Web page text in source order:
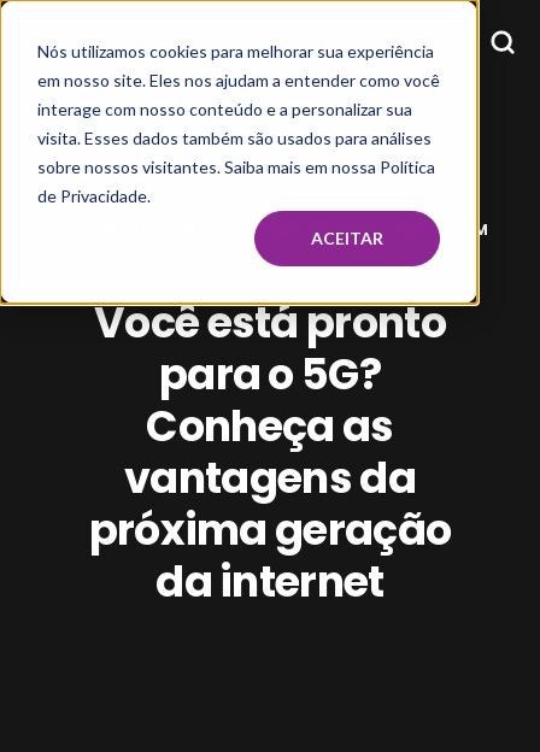
Nós utilizamos cookies para melhorar sua experiência
em nosso site. Eles nos ajudam a entender como você
interage com nosso conteúdo e a personalizar sua
visita. Esses dados também são usados para análises
sobre nossos visitantes. Saiba mais em nossa Política
de Privacidade.
ACEITAR
MAY 13, 2019, 2:33:06 PM
Você está pronto
para o 5G?
Conheça as
vantagens da
próxima geração
da internet